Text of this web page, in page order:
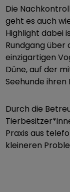
Die
geht es auch
Highlight dabei
Rundgang über
einzigartigen
Düne, auf der
Seehunde ihren
Durch die
Praxis aus
kleineren